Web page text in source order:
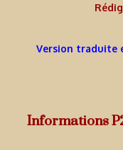
Version traduite
Informations